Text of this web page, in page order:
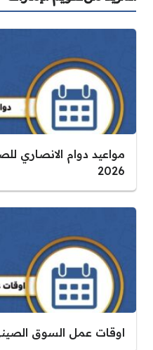
مواعيد دوام الانصاري
2026
اوقات عمل السوق